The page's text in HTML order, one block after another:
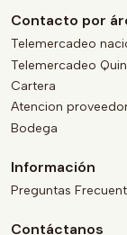
Contacto por
Telemercadeo
Telemercadeo
Cartera
Atencion
Bodega
Información
Preguntas
Contáctanos